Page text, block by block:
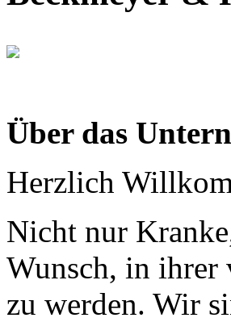
Über das
Herzlich
Nicht nur
Wunsch, in ihrer
zu werden. Wir